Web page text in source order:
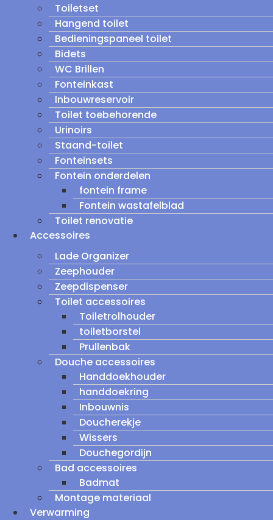
Toiletset
Hangend toilet
Bedieningspaneel toilet
Bidets
WC Brillen
Fonteinkast
Inbouwreservoir
Toilet toebehorende
Urinoirs
Staand-toilet
Fonteinsets
Fontein onderdelen
fontein frame
Fontein wastafelblad
Toilet renovatie
Accessoires
Lade Organizer
Zeephouder
Zeepdispenser
Toilet accessoires
Toiletrolhouder
toiletborstel
Prullenbak
Douche accessoires
Handdoekhouder
handdoekring
Inbouwnis
Doucherekje
Wissers
Douchegordijn
Bad accessoires
Badmat
Montage materiaal
Verwarming